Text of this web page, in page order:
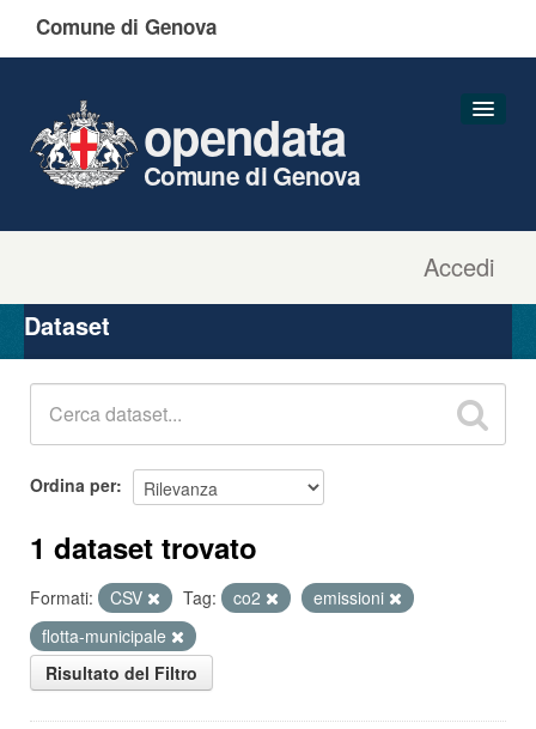
Comune di Genova
Accedi
opendata
Comune di Genova
Organizzazioni
Gruppi
Dataset
Ordina per
1 dataset trovato
Formati: CSV Tag: co2
emissioni
flotta-municipale
Risultato del Filtro